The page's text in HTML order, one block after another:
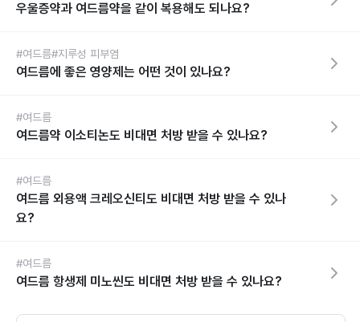
우울증약과 여드름약을 같이 복용해도 되나요?
#여드름#지루성 피부염
여드름에 좋은 영양제는 어떤 것이 있나요?
#여드름
여드름약 이소티논도 비대면 처방 받을 수 있나요?
#여드름
여드름 외용액 크레오신티도 비대면 처방 받을 수 있나
요?
#여드름
여드름 항생제 미노씬도 비대면 처방 받을 수 있나요?